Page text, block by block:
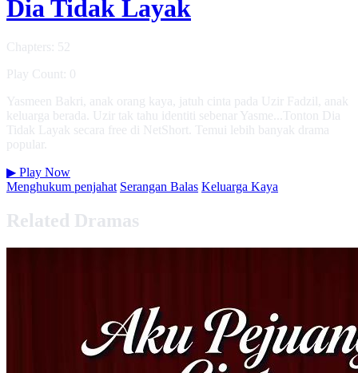
Dia Tidak Layak
Chapters: 52
Play Count: 0
Yasmeen Bakri, anak orang kaya, jatuh cinta pada Uzir Fadzil, anak
keluarga berada. Uzir tak tahu identiti sebenar Yasme...Tonton Dia
Tidak Layak secara free di NetShort. Temui lebih banyak drama
popular.
▶ Play Now
Menghukum penjahat Serangan Balas Keluarga Kaya
Related Dramas